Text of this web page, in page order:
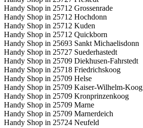
Handy Shop in 25712 Grossenrade
Handy Shop in 25712 Hochdonn
Handy Shop in 25712 Kuden
Handy Shop in 25712 Quickborn
Handy Shop in 25693 Sankt Michaelisdonn
Handy Shop in 25727 Suederhastedt
Handy Shop in 25709 Diekhusen-Fahrstedt
Handy Shop in 25718 Friedrichskoog
Handy Shop in 25709 Helse
Handy Shop in 25709 Kaiser-Wilhelm-Koog
Handy Shop in 25709 Kronprinzenkoog
Handy Shop in 25709 Marne
Handy Shop in 25709 Marnerdeich
Handy Shop in 25724 Neufeld